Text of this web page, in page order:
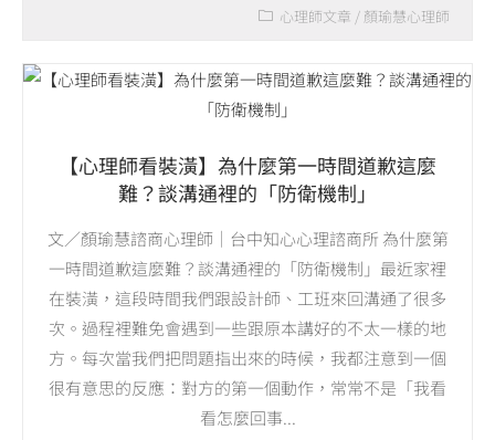
心理師文章 / 顏瑜慧心理師
【心理師看裝潢】為什麼第一時間道歉這麼
難？談溝通裡的「防衛機制」
文／顏瑜慧諮商心理師｜台中知心心理諮商所 為什麼第
一時間道歉這麼難？談溝通裡的「防衛機制」最近家裡
在裝潢，這段時間我們跟設計師、工班來回溝通了很多
次。過程裡難免會遇到一些跟原本講好的不太一樣的地
方。每次當我們把問題指出來的時候，我都注意到一個
很有意思的反應：對方的第一個動作，常常不是「我看
看怎麼回事...